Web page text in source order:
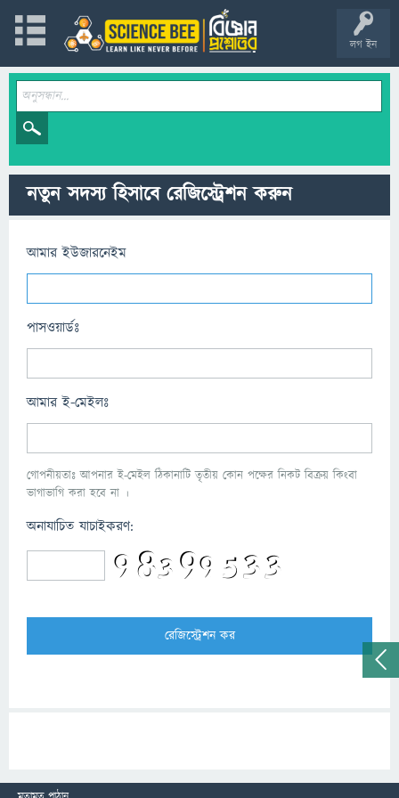
লগ ইন
নতুন সদস্য হিসাবে রেজিস্ট্রেশন করুন
আমার ইউজারনেইম
পাসওয়ার্ডঃ
আমার ই-মেইলঃ
গোপনীয়তাঃ আপনার ই-মেইল ঠিকানাটি তৃতীয় কোন পক্ষের নিকট বিক্রয় কিংবা
ভাগাভাগি করা হবে না ।
অনাযাচিত যাচাইকরণ: